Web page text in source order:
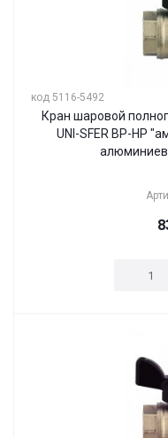
код 5116-5492
Кран шаровой
UNI-SFER ВР-НР